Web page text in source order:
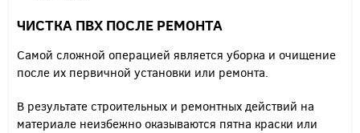
ЧИСТКА ПВХ ПОСЛЕ РЕМОНТА
Самой сложной операцией является уборка и очищение
после их первичной установки или ремонта.
В результате строительных и ремонтных действий на
материале неизбежно оказываются пятна краски или